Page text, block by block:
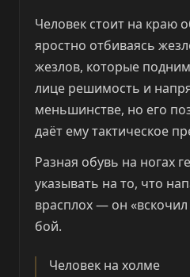
Человек стоит на краю
яростно отбиваясь
жезлов, которые
лице решимость и
меньшинстве, но его
даёт ему тактическое
Разная обувь на ногах
указывать на то, что
врасплох — он «вскочил
бой.
Человек на холме